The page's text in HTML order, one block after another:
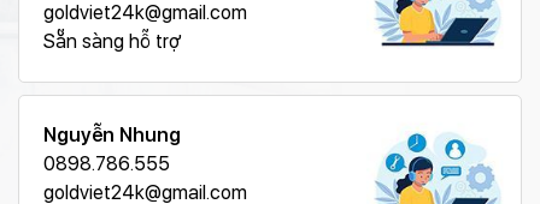
goldviet24k@gmail.com
Sẵn sàng hỗ trợ
Nguyễn Nhung
0898.786.555
goldviet24k@gmail.com